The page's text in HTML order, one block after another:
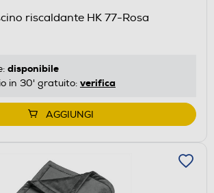
riscaldante HK 77-Rosa
disponibile
in 30' gratuito: verifica
AGGIUNGI